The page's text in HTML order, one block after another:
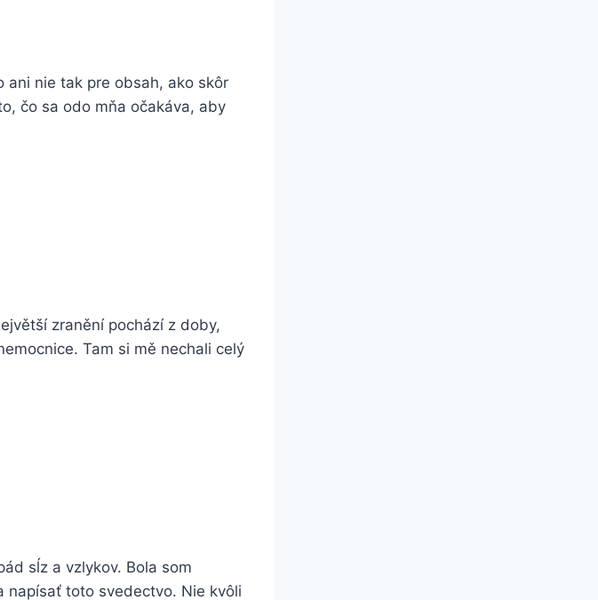
ani nie tak pre obsah, ako skôr
čo sa odo mňa očakáva, aby
zranění pochází z doby,
Tam si mě nechali celý
sĺz a vzlykov. Bola som
napísať toto svedectvo. Nie kvôli